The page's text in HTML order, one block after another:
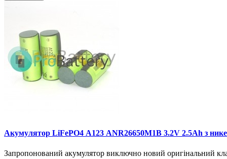
Акумулятор LiFePO4 А123 ANR26650M1B 3.2V 2.5Ah з
Запропонований акумулятор виключно новий оригінальний